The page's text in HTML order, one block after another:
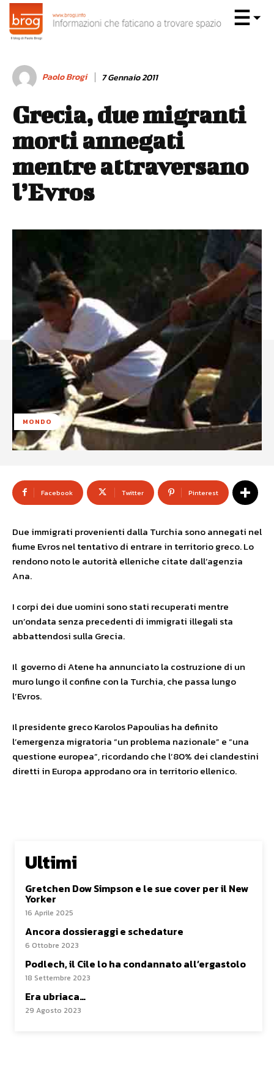
Paolo Brogi 7 Gennaio 2011
Grecia, due migranti
morti annegati
mentre attraversano
l’Evros
MONDO
Facebook Twitter Pinterest
Due immigrati provenienti dalla Turchia sono annegati nel
fiume Evros nel tentativo di entrare in territorio greco. Lo
rendono noto le autorità elleniche citate dall’agenzia
Ana.
I corpi dei due uomini sono stati recuperati mentre
un’ondata senza precedenti di immigrati illegali sta
abbattendosi sulla Grecia.
Il governo di Atene ha annunciato la costruzione di un
muro lungo il confine con la Turchia, che passa lungo
l’Evros.
Il presidente greco Karolos Papoulias ha definito
l’emergenza migratoria “un problema nazionale” e “una
questione europea”, ricordando che l’80% dei clandestini
diretti in Europa approdano ora in territorio ellenico.
Ultimi
Gretchen Dow Simpson e le sue cover per il New
Yorker
16 Aprile 2025
Ancora dossieraggi e schedature
6 Ottobre 2023
Podlech, il Cile lo ha condannato all’ergastolo
18 Settembre 2023
Era ubriaca…
29 Agosto 2023